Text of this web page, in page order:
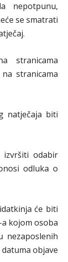
nepotpunu,
se smatrati
stranicama
stranicama
natječaja biti
izvršiti odabir
odluka o
će biti
kojom osoba
nezaposlenih
objave